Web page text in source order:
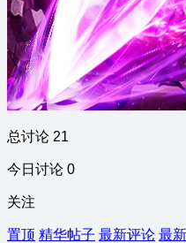
总讨论 21
今日讨论 0
关注
置顶 精华帖子 最新评论 最